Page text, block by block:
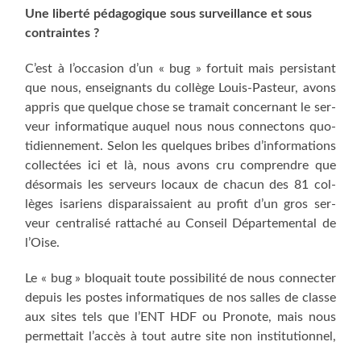
Une liber­té péda­go­gique sous sur­veillance et sous
contraintes ?
C’est à l’occasion d’un « bug » for­tuit mais per­sis­tant
que nous, ensei­gnants du col­lège Louis-Pas­teur, avons
appris que quelque chose se tra­mait concer­nant le ser­
veur infor­ma­tique auquel nous nous connec­tons quo­
ti­dien­ne­ment. Selon les quelques bribes d’informations
col­lec­tées ici et là, nous avons cru com­prendre que
désor­mais les ser­veurs locaux de cha­cun des 81 col­
lèges isa­riens dis­pa­rais­saient au pro­fit d’un gros ser­
veur cen­tra­li­sé rat­ta­ché au Conseil Dépar­te­men­tal de
l’Oise.
Le « bug » blo­quait toute pos­si­bi­li­té de nous connec­ter
depuis les postes infor­ma­tiques de nos salles de classe
aux sites tels que l’ENT HDF ou Pro­note, mais nous
per­met­tait l’accès à tout autre site non ins­ti­tu­tion­nel,